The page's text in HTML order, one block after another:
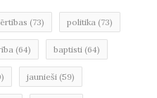
(73) politika (73)
(64) baptisti (64)
jaunieši (59)